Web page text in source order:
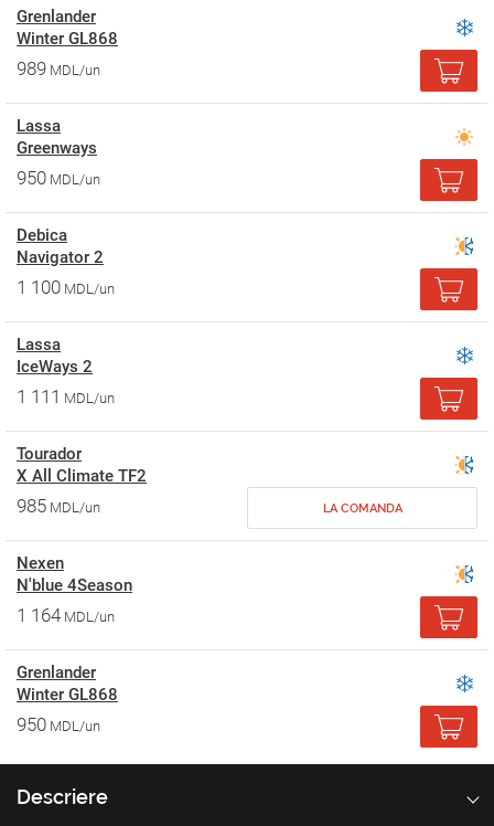
Grenlander
Winter GL868
989 MDL/un
Lassa
Greenways
950 MDL/un
Debica
Navigator 2
1 100 MDL/un
Lassa
IceWays 2
1 111 MDL/un
Tourador
X All Climate TF2
985 MDL/un LA COMANDA
Nexen
N'blue 4Season
1 164 MDL/un
Grenlander
Winter GL868
950 MDL/un
Descriere